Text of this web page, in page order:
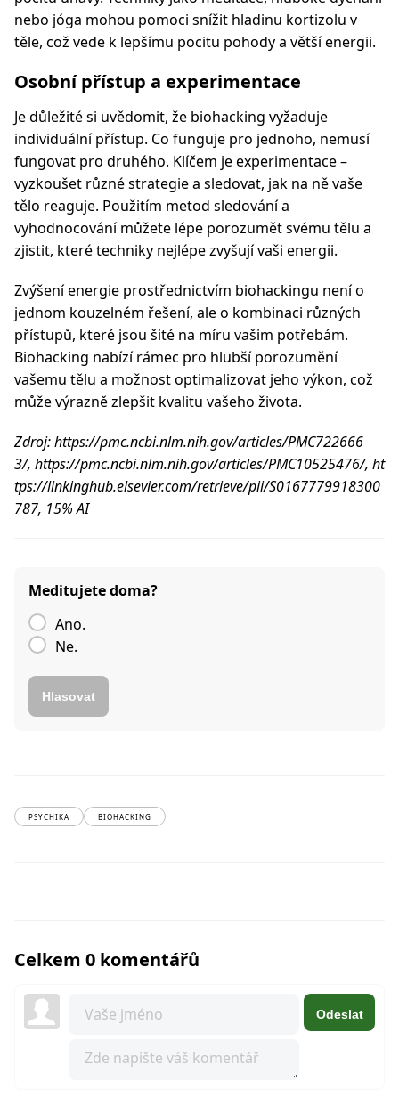
nebo jóga mohou pomoci snížit hladinu kortizolu v
těle, což vede k lepšímu pocitu pohody a větší energii.
Osobní přístup a experimentace
Je důležité si uvědomit, že biohacking vyžaduje
individuální přístup. Co funguje pro jednoho, nemusí
fungovat pro druhého. Klíčem je experimentace –
vyzkoušet různé strategie a sledovat, jak na ně vaše
tělo reaguje. Použitím metod sledování a
vyhodnocování můžete lépe porozumět svému tělu a
zjistit, které techniky nejlépe zvyšují vaši energii.
Zvýšení energie prostřednictvím biohackingu není o
jednom kouzelném řešení, ale o kombinaci různých
přístupů, které jsou šité na míru vašim potřebám.
Biohacking nabízí rámec pro hlubší porozumění
vašemu tělu a možnost optimalizovat jeho výkon, což
může výrazně zlepšit kvalitu vašeho života.
Zdroj: https://pmc.ncbi.nlm.nih.gov/articles/PMC722666
3/, https://pmc.ncbi.nlm.nih.gov/articles/PMC10525476/, ht
tps://linkinghub.elsevier.com/retrieve/pii/S0167779918300
787, 15% AI
Meditujete doma?
Ano.
Ne.
Hlasovat
PSYCHIKA BIOHACKING
Celkem 0 komentářů
Odeslat